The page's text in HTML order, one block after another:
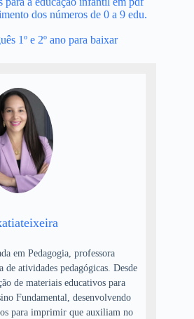
dos números de 0 a 9 edu.
1º e 2º ano para baixar
em Pedagogia, professora
atividades pedagógicas. Desde
de materiais educativos para
Fundamental, desenvolvendo
para imprimir que auxiliam no